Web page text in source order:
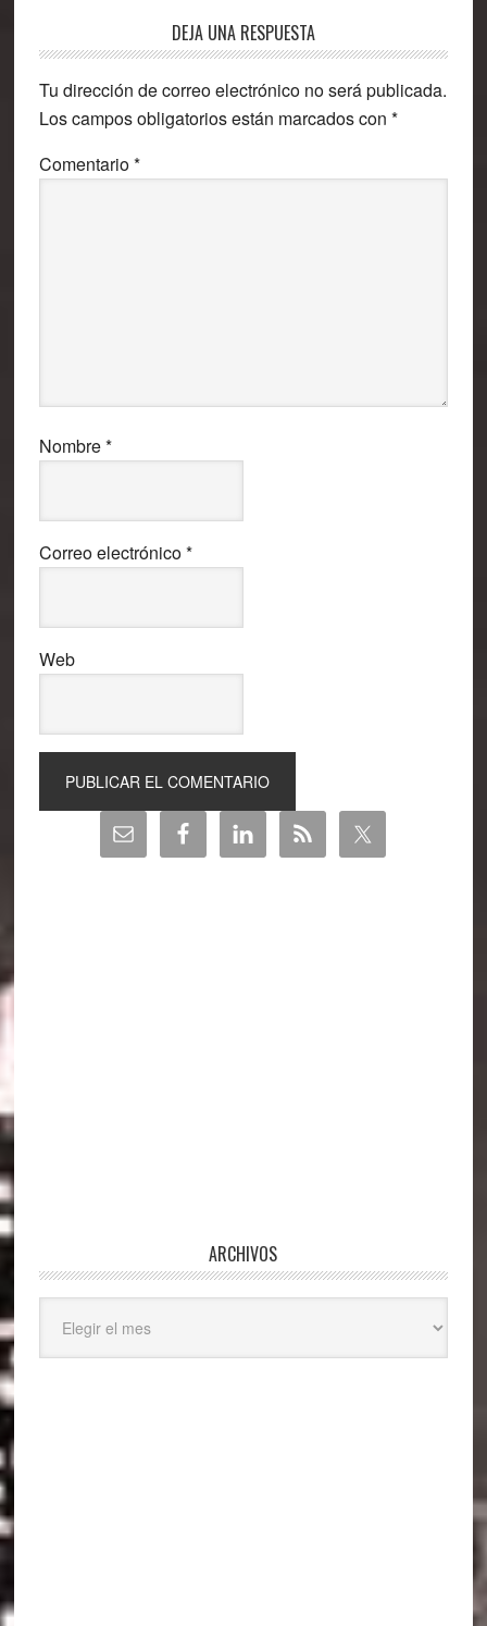
Interacciones
con
los
lectores
DEJA UNA RESPUESTA
Tu dirección de correo electrónico no será publicada.
Los campos obligatorios están marcados con *
Comentario*
Nombre*
Correo electrónico*
Web
Barra
lateral
ARCHIVOS